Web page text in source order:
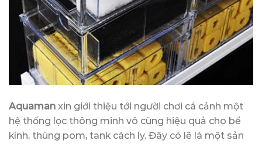
Aquaman xin giới thiệu tới người chơi cá cảnh một
hệ thống lọc thông minh vô cùng hiệu quả cho bể
kính, thùng pom, tank cách ly. Đây có lẽ là một sản